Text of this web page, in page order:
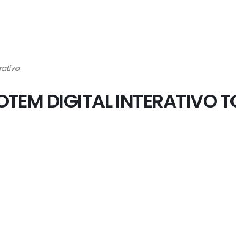
DIGITAL INTERATIVO